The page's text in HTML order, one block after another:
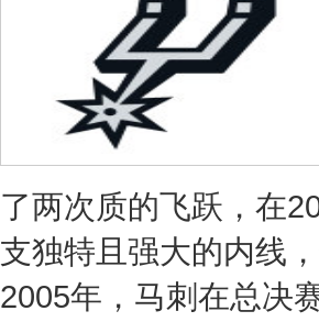
了两次质的飞跃，在
支独特且强大的内线
2005年，马刺在总决